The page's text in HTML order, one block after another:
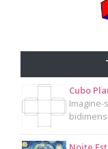
Cubo